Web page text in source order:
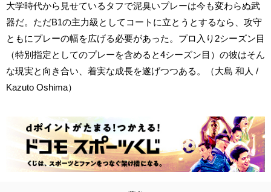
大学時代から見せているタフで泥臭いプレーは今も変わらぬ武
器だ。ただB1の主力級としてコートに立とうとするなら、攻守
ともにプレーの幅を広げる必要があった。プロ入り2シーズン目
（特別指定としてのプレーを含めると4シーズン目）の彼はそん
な現実と向き合い、着実な成長を遂げつつある。（大島 和人 /
Kazuto Oshima）